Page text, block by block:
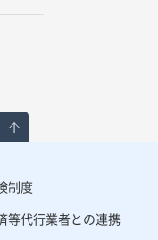
制度
等代行業者との連携